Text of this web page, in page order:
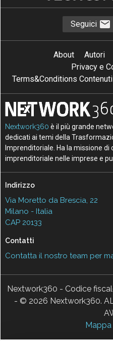
Seguici
About Autori
Privacy e
Terms&Conditions
Nextwork360 è il più grande
dedicati ai temi della
Imprenditoriale. Ha la missione
imprenditoriale nelle imprese e
Indirizzo
Via Moretto da Brescia, 22
Milano - Italia
CAP 20133
Contatti
Contatta il nostro team per
Nextwork360 - Codice
- © 2026 Nextwork360.